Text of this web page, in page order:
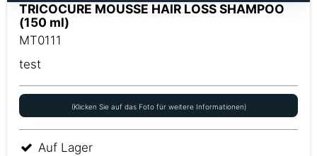
TRICOCURE MOUSSE HAIR LOSS SHAMPOO
(150 ml)
MT0111
test
(Klicken Sie auf das Foto für weitere Informationen)
Auf Lager